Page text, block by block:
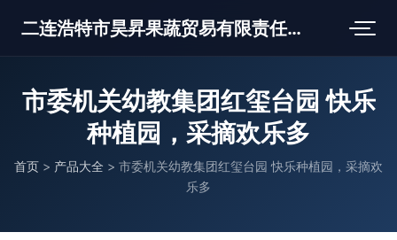
二连浩特市昊昇果蔬贸易有限责任公司
市委机关幼教集团红玺台园 快乐
种植园，采摘欢乐多
首页 > 产品大全 > 市委机关幼教集团红玺台园 快乐种植园，采摘欢
乐多